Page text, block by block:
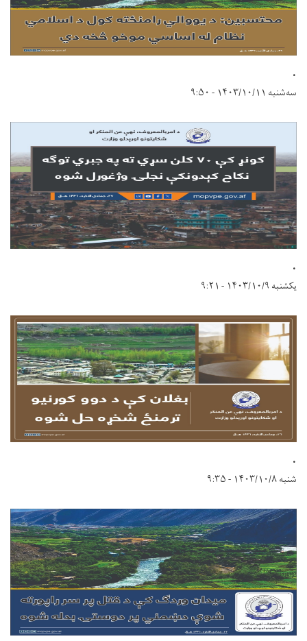
.
سه‌شنبه ۱۴۰۳/۱۰/۱۱ - ۹:۵۰
.
یکشنبه ۱۴۰۳/۱۰/۹ - ۹:۲۱
.
شنبه ۱۴۰۳/۱۰/۸ - ۹:۳۵